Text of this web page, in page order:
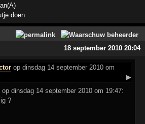
doen
18 september 2010 20:04
op dinsdag 14 september 2010 om
▶
dinsdag 14 september 2010 om 19:47:
?